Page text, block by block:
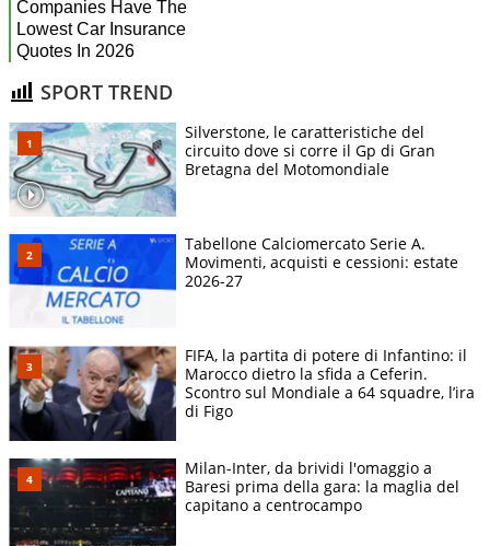
SPORT TREND
Silverstone, le caratteristiche del
circuito dove si corre il Gp di Gran
Bretagna del Motomondiale
Tabellone Calciomercato Serie A.
Movimenti, acquisti e cessioni: estate
2026-27
FIFA, la partita di potere di Infantino: il
Marocco dietro la sfida a Ceferin.
Scontro sul Mondiale a 64 squadre, l’ira
di Figo
Milan-Inter, da brividi l'omaggio a
Baresi prima della gara: la maglia del
capitano a centrocampo